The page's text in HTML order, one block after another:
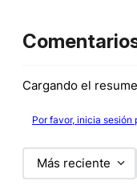
Cargando el
Por favor, inicia sesión
Más reciente